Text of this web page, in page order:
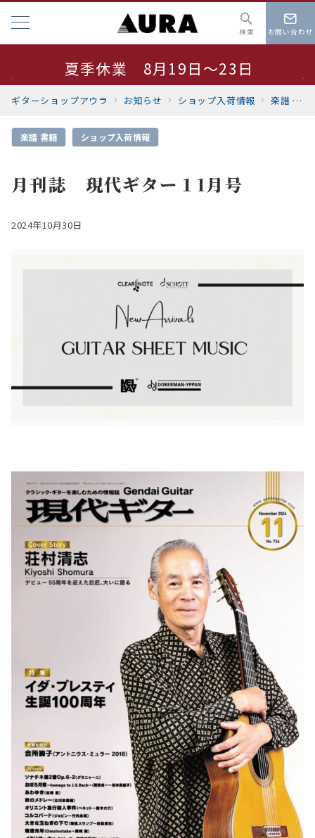
検索 お問い合わせ
夏季休業 8月19日～23日
サマーセール開催中
ギターショップアウラ お知らせ ショップ入荷情報 楽譜 書籍
楽譜 書籍 ショップ入荷情報
月刊誌 現代ギター１1月号
2024年10月30日